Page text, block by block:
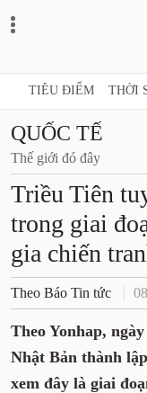
TIÊU ĐIỂM THỜI
QUỐC TẾ
Thế giới đó đây
Triều Tiên
trong giai
gia chiến
Theo Báo Tin tức
Theo Yonhap,
Nhật Bản thành
xem đây là giai